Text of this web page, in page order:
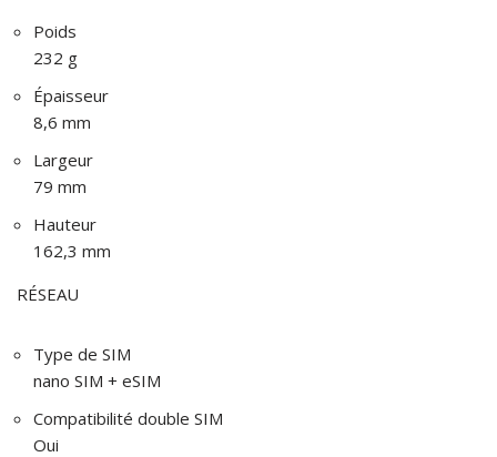
Poids
232 g
Épaisseur
8,6 mm
Largeur
79 mm
Hauteur
162,3 mm
RÉSEAU
Type de SIM
nano SIM + eSIM
Compatibilité double SIM
Oui